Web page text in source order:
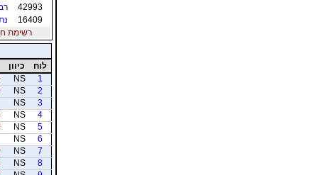
42993
16409
רשימת
לוח כיוון
1
NS
2
NS
3
NS
4
NS
5
NS
6
NS
7
NS
8
NS